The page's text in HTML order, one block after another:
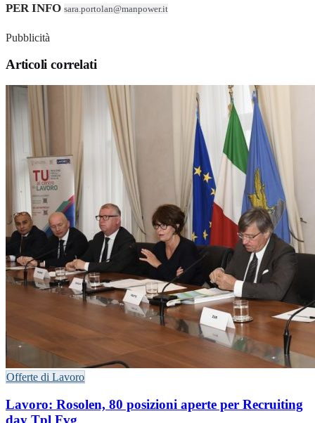
PER INFO sara.portolan@manpower.it
Pubblicità
Articoli correlati
Offerte di Lavoro
Lavoro: Rosolen, 80 posizioni aperte per Recruiting
day Tpl Fvg